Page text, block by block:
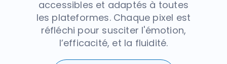
accessibles et adaptés à toutes
les plateformes. Chaque pixel est
réfléchi pour susciter l'émotion,
l’efficacité, et la fluidité.